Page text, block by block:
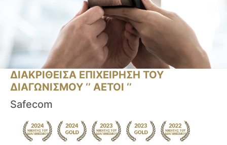
ΔΙΑΚΡΙΘΕΙΣΑ ΕΠΙΧΕΙΡΗΣΗ ΤΟΥ
ΔΙΑΓΩΝΙΣΜΟΥ ‘’ ΑΕΤΟΙ ‘’
Safecom